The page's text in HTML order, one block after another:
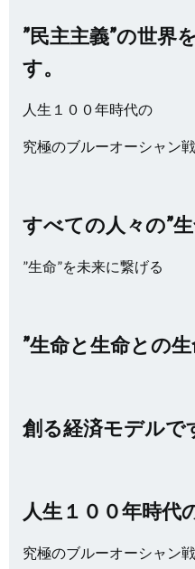
”民主主義”の世界
す。
人生１００年時代の
究極のブルーオーシャン戦
すべての人々の”生
”生命”を未来に繋げる
”生命と生命との
創る経済モデルで
人生１００年時代
究極のブルーオーシャン戦